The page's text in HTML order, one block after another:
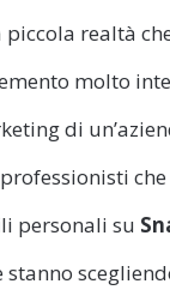
realtà
molto
di
personali su
stanno